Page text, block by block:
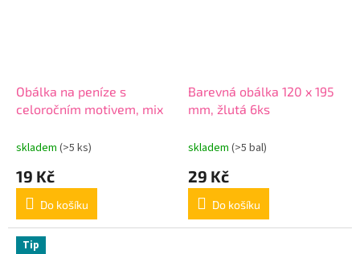
Obálka na peníze s
celoročním motivem, mix
skladem (>5 ks)
19 Kč
Do košíku
Barevná obálka 120 x 195
mm, žlutá 6ks
skladem (>5 bal)
29 Kč
Do košíku
Tip